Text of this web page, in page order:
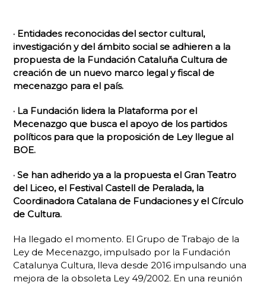
· Entidades reconocidas del sector cultural,
investigación y del ámbito social se adhieren a la
propuesta de la Fundación Cataluña Cultura de
creación de un nuevo marco legal y fiscal de
mecenazgo para el país.
· La Fundación lidera la Plataforma por el
Mecenazgo que busca el apoyo de los partidos
políticos para que la proposición de Ley llegue al
BOE.
· Se han adherido ya a la propuesta el Gran Teatro
del Liceo, el Festival Castell de Peralada, la
Coordinadora Catalana de Fundaciones y el Círculo
de Cultura.
Ha llegado el momento. El Grupo de Trabajo de la
Ley de Mecenazgo, impulsado por la Fundación
Catalunya Cultura, lleva desde 2016 impulsando una
mejora de la obsoleta Ley 49/2002. En una reunión